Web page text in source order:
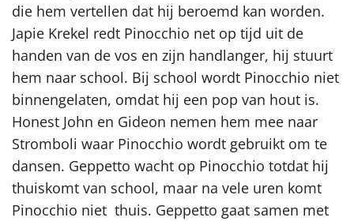
die hem vertellen dat hij beroemd kan worden.
Japie Krekel redt Pinocchio net op tijd uit de
handen van de vos en zijn handlanger, hij stuurt
hem naar school. Bij school wordt Pinocchio niet
binnengelaten, omdat hij een pop van hout is.
Honest John en Gideon nemen hem mee naar
Stromboli waar Pinocchio wordt gebruikt om te
dansen. Geppetto wacht op Pinocchio totdat hij
thuiskomt van school, maar na vele uren komt
Pinocchio niet thuis. Geppetto gaat samen met